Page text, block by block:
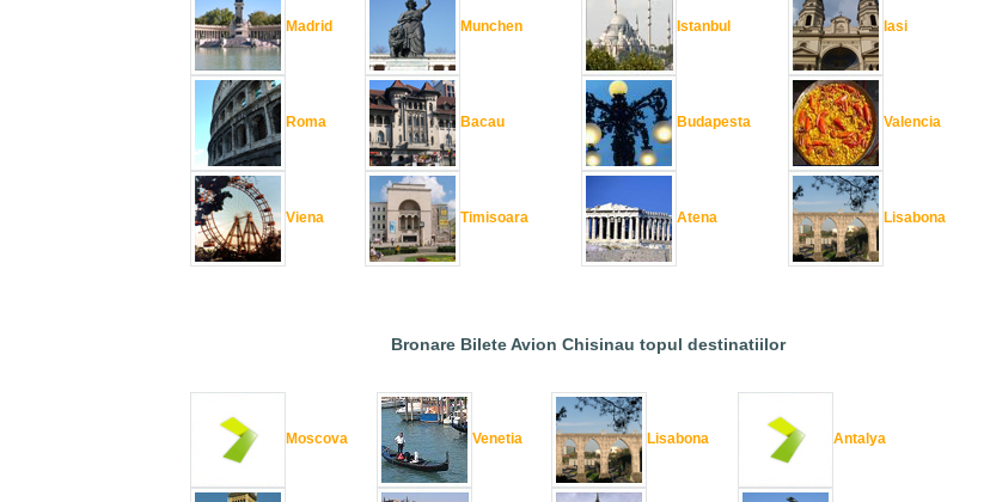
Madrid
Roma
Viena
Munchen
Bacau
Timisoara
Istanbul
Budapesta
Atena
Iasi
Valencia
Lisabona
Bronare Bilete Avion Chisinau topul destinatiilor
Moscova Venetia Lisabona Antalya